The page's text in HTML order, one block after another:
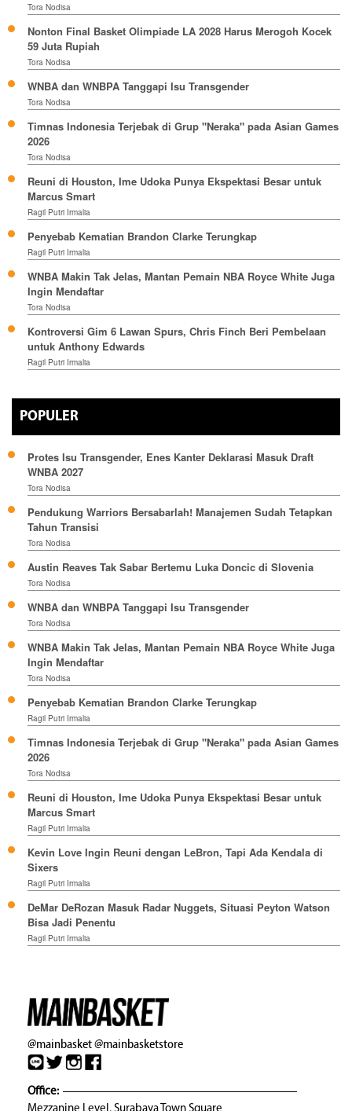
Tora Nodisa
Nonton Final Basket Olimpiade LA 2028 Harus Merogoh Kocek
59 Juta Rupiah
Tora Nodisa
WNBA dan WNBPA Tanggapi Isu Transgender
Tora Nodisa
Timnas Indonesia Terjebak di Grup "Neraka" pada Asian Games
2026
Tora Nodisa
Reuni di Houston, Ime Udoka Punya Ekspektasi Besar untuk
Marcus Smart
Ragil Putri Irmalia
Penyebab Kematian Brandon Clarke Terungkap
Ragil Putri Irmalia
WNBA Makin Tak Jelas, Mantan Pemain NBA Royce White Juga
Ingin Mendaftar
Tora Nodisa
Kontroversi Gim 6 Lawan Spurs, Chris Finch Beri Pembelaan
untuk Anthony Edwards
Ragil Putri Irmalia
POPULER
Protes Isu Transgender, Enes Kanter Deklarasi Masuk Draft
WNBA 2027
Tora Nodisa
Pendukung Warriors Bersabarlah! Manajemen Sudah Tetapkan
Tahun Transisi
Tora Nodisa
Austin Reaves Tak Sabar Bertemu Luka Doncic di Slovenia
Tora Nodisa
WNBA dan WNBPA Tanggapi Isu Transgender
Tora Nodisa
WNBA Makin Tak Jelas, Mantan Pemain NBA Royce White Juga
Ingin Mendaftar
Tora Nodisa
Penyebab Kematian Brandon Clarke Terungkap
Ragil Putri Irmalia
Timnas Indonesia Terjebak di Grup "Neraka" pada Asian Games
2026
Tora Nodisa
Reuni di Houston, Ime Udoka Punya Ekspektasi Besar untuk
Marcus Smart
Ragil Putri Irmalia
Kevin Love Ingin Reuni dengan LeBron, Tapi Ada Kendala di
Sixers
Ragil Putri Irmalia
DeMar DeRozan Masuk Radar Nuggets, Situasi Peyton Watson
Bisa Jadi Penentu
Ragil Putri Irmalia
@mainbasket@mainbasketstore
Office: